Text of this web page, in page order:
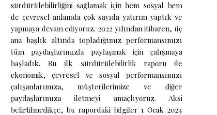
sürdürülebilirliğini sağlamak için hem sosyal hem
de çevresel anlamda çok sayıda yatırım yaptık ve
yapmaya devam ediyoruz. 2022 yılından itibaren, üç
ana başlık altında topladığımız performansımızı
tüm paydaşlarımızla paylaşmak için çalışmaya
başladık. Bu ilk sürdürülebilirlik raporu ile
ekonomik, çevresel ve sosyal performansımızı
çalışanlarımıza, müşterilerimize ve diğer
paydaşlarımıza iletmeyi amaçlıyoruz. Aksi
belirtilmedikçe, bu rapordaki bilgiler 1 Ocak 2024